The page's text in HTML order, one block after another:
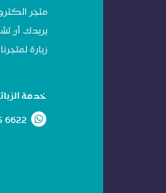
متجر
يريدك أن
زيارة
خدمة
6622